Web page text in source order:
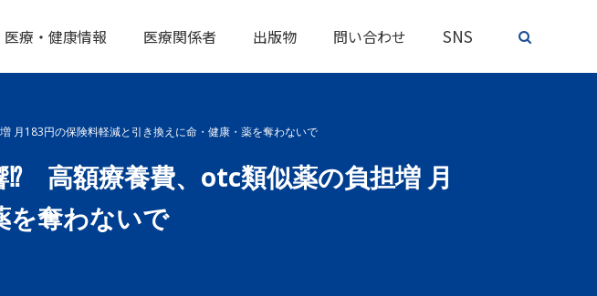
医療・健康情報 医療関係者 出版物 問い合わせ SNS
月183円の保険料軽減と引き換えに命・健康・薬を奪わないで
⁉ 高額療養費、otc類似薬の負担増 月
を奪わないで